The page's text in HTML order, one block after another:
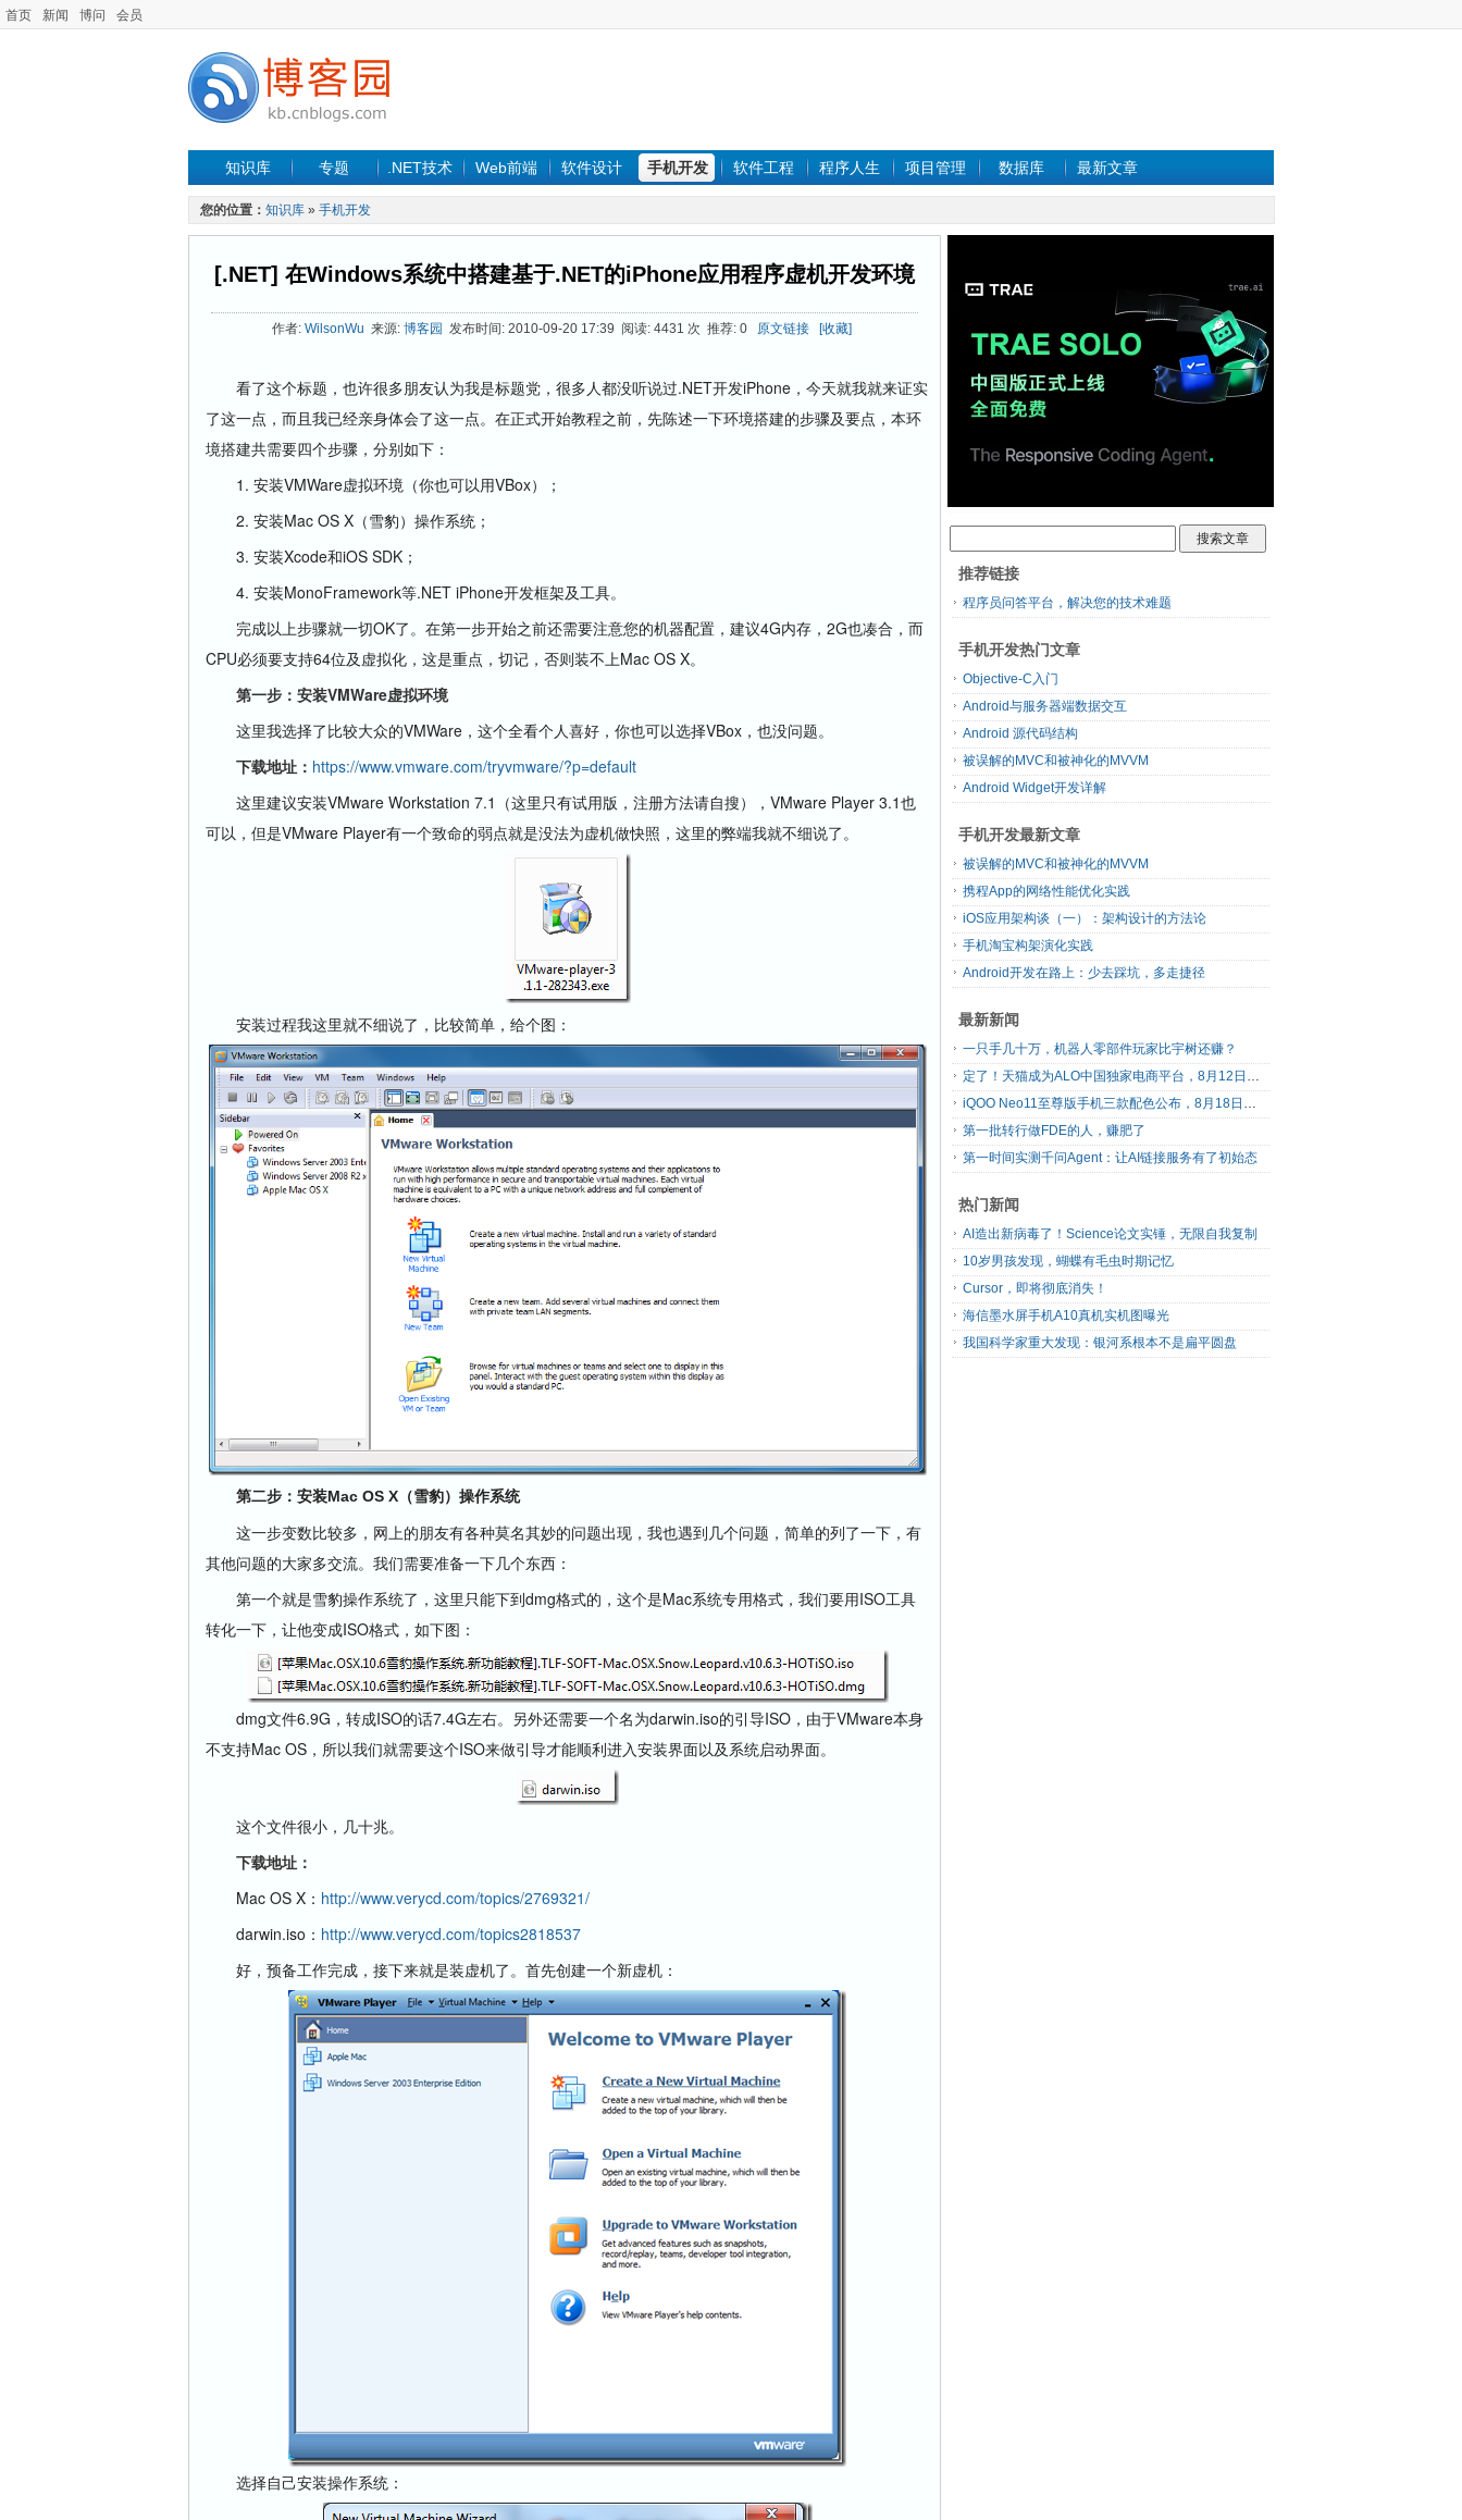
首页 新闻 博问 会员
知识库 专题 .NET技术 Web前端 软件设计 手机开发 软件工程 程序人生 项目管理 数据库 最新文章
您的位置： 知识库 » 手机开发
[.NET] 在Windows系统中搭建基于.NET的iPhone应用程序虚机开发环境
作者: WilsonWu 来源: 博客园 发布时间: 2010-09-20 17:39 阅读: 4431 次 推荐: 0 原文链接 [收藏]
看了这个标题，也许很多朋友认为我是标题党，很多人都没听说过.NET开发iPhone，今天就我就来证实
了这一点，而且我已经亲身体会了这一点。在正式开始教程之前，先陈述一下环境搭建的步骤及要点，本环
境搭建共需要四个步骤，分别如下：
1. 安装VMWare虚拟环境（你也可以用VBox）；
2. 安装Mac OS X（雪豹）操作系统；
3. 安装Xcode和iOS SDK；
4. 安装MonoFramework等.NET iPhone开发框架及工具。
完成以上步骤就一切OK了。在第一步开始之前还需要注意您的机器配置，建议4G内存，2G也凑合，而
CPU必须要支持64位及虚拟化，这是重点，切记，否则装不上Mac OS X。
第一步：安装VMWare虚拟环境
这里我选择了比较大众的VMWare，这个全看个人喜好，你也可以选择VBox，也没问题。
下载地址： https://www.vmware.com/tryvmware/?p=default
这里建议安装VMware Workstation 7.1（这里只有试用版，注册方法请自搜），VMware Player 3.1也
可以，但是VMware Player有一个致命的弱点就是没法为虚机做快照，这里的弊端我就不细说了。
安装过程我这里就不细说了，比较简单，给个图：
第二步：安装Mac OS X（雪豹）操作系统
这一步变数比较多，网上的朋友有各种莫名其妙的问题出现，我也遇到几个问题，简单的列了一下，有
其他问题的大家多交流。我们需要准备一下几个东西：
第一个就是雪豹操作系统了，这里只能下到dmg格式的，这个是Mac系统专用格式，我们要用ISO工具
转化一下，让他变成ISO格式，如下图：
dmg文件6.9G，转成ISO的话7.4G左右。另外还需要一个名为darwin.iso的引导ISO，由于VMware本身
不支持Mac OS，所以我们就需要这个ISO来做引导才能顺利进入安装界面以及系统启动界面。
这个文件很小，几十兆。
下载地址：
Mac OS X： http://www.verycd.com/topics/2769321/
darwin.iso： http://www.verycd.com/topics2818537
好，预备工作完成，接下来就是装虚机了。首先创建一个新虚机：
选择自己安装操作系统：
推荐链接
程序员问答平台，解决您的技术难题
手机开发热门文章
Objective-C入门
Android与服务器端数据交互
Android 源代码结构
被误解的MVC和被神化的MVVM
Android Widget开发详解
手机开发最新文章
被误解的MVC和被神化的MVVM
携程App的网络性能优化实践
iOS应用架构谈（一）：架构设计的方法论
手机淘宝构架演化实践
Android开发在路上：少去踩坑，多走捷径
最新新闻
一只手几十万，机器人零部件玩家比宇树还赚？
定了！天猫成为ALO中国独家电商平台，8月12日开售
iQOO Neo11至尊版手机三款配色公布，8月18日发布
第一批转行做FDE的人，赚肥了
第一时间实测千问Agent：让AI链接服务有了初始态
热门新闻
AI造出新病毒了！Science论文实锤，无限自我复制
10岁男孩发现，蝴蝶有毛虫时期记忆
Cursor，即将彻底消失！
海信墨水屏手机A10真机实机图曝光
我国科学家重大发现：银河系根本不是扁平圆盘